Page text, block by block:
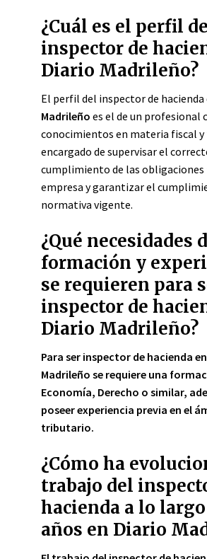
¿Cuál es el perfil
inspector de
Diario Madrileño?
El perfil del inspector de hacienda
Madrileño es el de un profesional
conocimientos en materia fiscal
encargado de supervisar el
cumplimiento de las obligaciones
empresa y garantizar el
normativa vigente.
¿Qué necesidades
formación y
se requieren para
inspector de
Diario Madrileño?
Para ser inspector de hacienda
Madrileño se requiere una
Economía, Derecho o similar,
poseer experiencia previa en el
tributario.
¿Cómo ha
trabajo del
hacienda a lo
años en Diario